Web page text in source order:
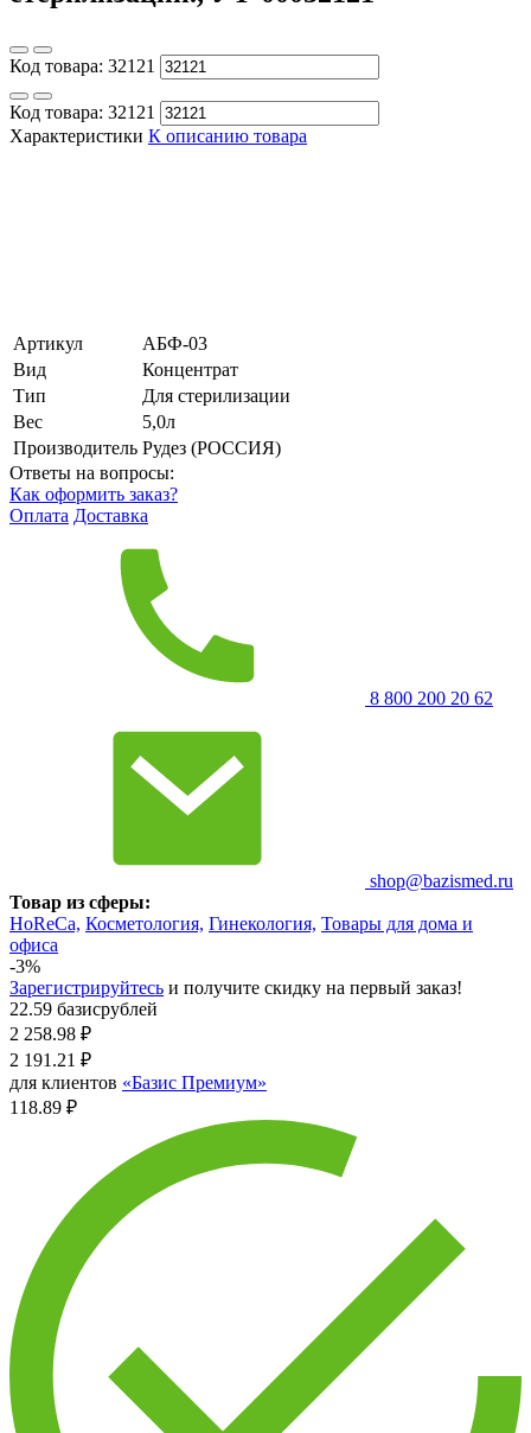
Код товара: 32121
Код товара: 32121
Характеристики К описанию товара
Артикул
АБФ-03
Вид
Концентрат
Тип
Для стерилизации
Вес
5,0л
Производитель Рудез (РОССИЯ)
Ответы на вопросы:
Как оформить заказ?
Оплата Доставка
8 800 200 20 62
shop@bazismed.ru
Товар из сферы:
HoReCa, Косметология, Гинекология, Товары для дома и
офиса
-3%
Зарегистрируйтесь и получите скидку на первый заказ!
22.59 базисрублей
2 258.98 ₽
2 191.21 ₽
для клиентов «Базис Премиум»
118.89 ₽